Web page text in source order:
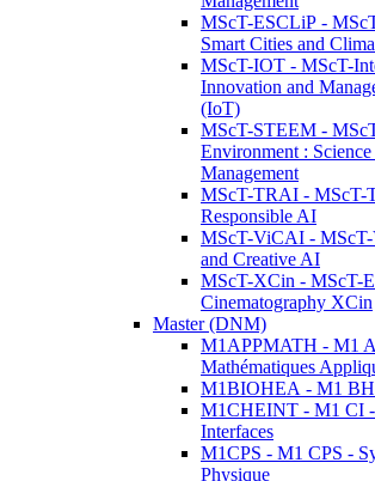
MScT-ESCLiP -
Smart Cities and
MScT-IOT - MScT-
Innovation and
(IoT)
MScT-STEEM -
Environment :
Management
MScT-TRAI - MScT-
Responsible AI
MScT-ViCAI -
and Creative AI
MScT-XCin - MScT-
Cinematography XCin
Master (DNM)
M1APPMATH - M1
Mathématiques
M1BIOHEA - M1 BH
M1CHEINT - M1 CI
Interfaces
M1CPS - M1 CPS -
Physique